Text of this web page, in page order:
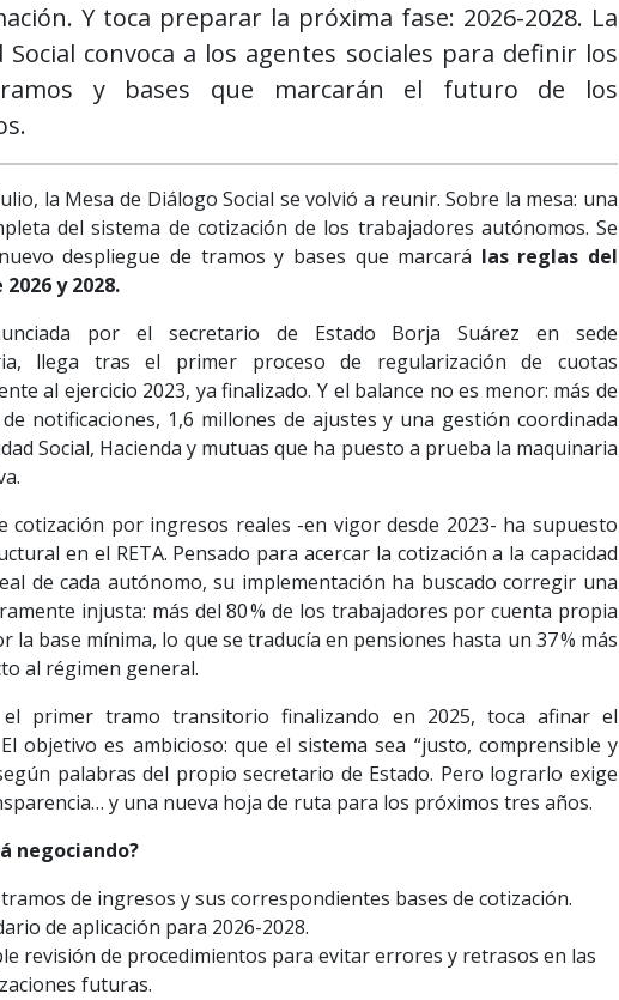
Y toca preparar la próxima fase: 2026-2028. La
Social convoca a los agentes sociales para definir los
y bases que marcarán el futuro de los
la Mesa de Diálogo Social se volvió a reunir. Sobre la mesa: una
del sistema de cotización de los trabajadores autónomos. Se
despliegue de tramos y bases que marcará las reglas del
y 2028.
por el secretario de Estado Borja Suárez en sede
llega tras el primer proceso de regularización de cuotas
al ejercicio 2023, ya finalizado. Y el balance no es menor: más de
notificaciones, 1,6 millones de ajustes y una gestión coordinada
Social, Hacienda y mutuas que ha puesto a prueba la maquinaria
cotización por ingresos reales -en vigor desde 2023- ha supuesto
en el RETA. Pensado para acercar la cotización a la capacidad
de cada autónomo, su implementación ha buscado corregir una
injusta: más del 80 % de los trabajadores por cuenta propia
la base mínima, lo que se traducía en pensiones hasta un 37 % más
al régimen general.
primer tramo transitorio finalizando en 2025, toca afinar el
objetivo es ambicioso: que el sistema sea “justo, comprensible y
palabras del propio secretario de Estado. Pero lograrlo exige
y una nueva hoja de ruta para los próximos tres años.
negociando?
de ingresos y sus correspondientes bases de cotización.
de aplicación para 2026-2028.
revisión de procedimientos para evitar errores y retrasos en las
futuras.